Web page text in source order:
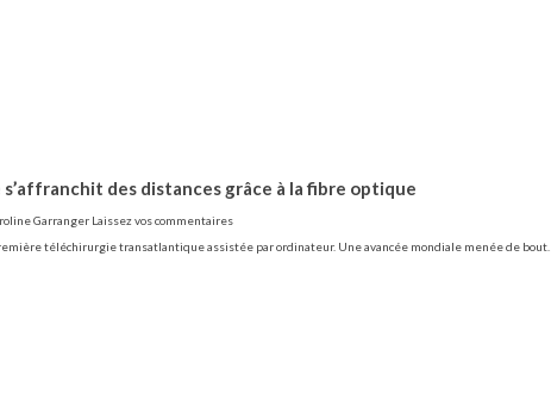
des distances grâce à la fibre optique
Garranger Laissez vos commentaires
téléchirurgie transatlantique assistée par ordinateur. Une avancée mondiale menée de bout…